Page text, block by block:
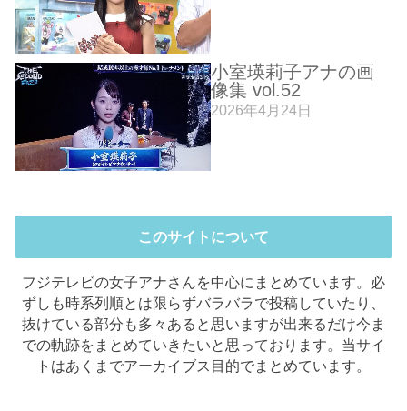
小室瑛莉子アナの画
像集 vol.52
2026年4月24日
このサイトについて
フジテレビの女子アナさんを中心にまとめています。必
ずしも時系列順とは限らずバラバラで投稿していたり、
抜けている部分も多々あると思いますが出来るだけ今ま
での軌跡をまとめていきたいと思っております。当サイ
トはあくまでアーカイブス目的でまとめています。